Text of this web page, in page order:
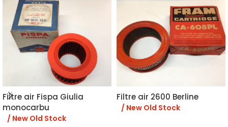
Filtre air Fispa Giulia
monocarbu
/ New Old Stock
Filtre air 2600 Berline
/ New Old Stock